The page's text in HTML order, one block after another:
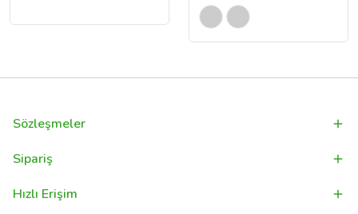
Sözleşmeler
Sipariş
Hızlı Erişim